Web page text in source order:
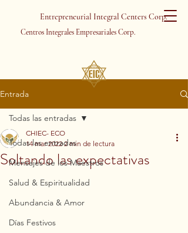
Entrepreneurial Integral Centers Corp.
Centros Integrales Empresariales Corp.
Entrada
Todas las entradas
Mensajes de los Maestros
Salud & Espiritualidad
Abundancia & Amor
Días Festivos
Todas las entradas
Soltando las expectativas
CHIEC- ECO
14 mar 2022 2 min de lectura